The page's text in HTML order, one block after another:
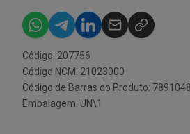
Código: 207756
Código NCM: 21023000
Código de Barras do Produto:
Embalagem: UN\1